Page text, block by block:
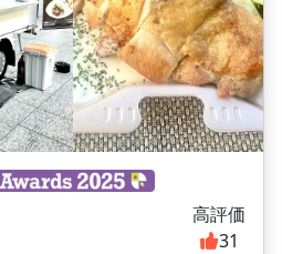
高評価
31